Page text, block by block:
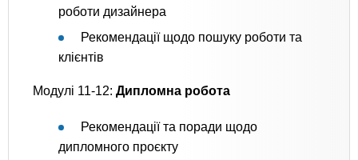
роботи дизайнера
Рекомендації щодо пошуку роботи та
клієнтів
Модулі 11-12: Дипломна робота
Рекомендації та поради щодо
дипломного проєкту